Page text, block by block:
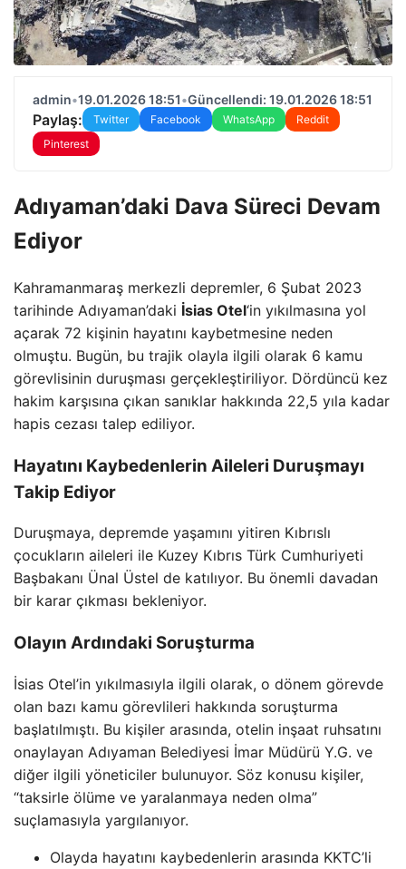
admin•19.01.2026 18:51•Güncellendi: 19.01.2026 18:51
Paylaş: Twitter Facebook WhatsApp
Reddit
Pinterest
Adıyaman’daki Dava Süreci Devam
Ediyor
Kahramanmaraş merkezli depremler, 6 Şubat 2023
tarihinde Adıyaman’daki İsias Otel‘in yıkılmasına yol
açarak 72 kişinin hayatını kaybetmesine neden
olmuştu. Bugün, bu trajik olayla ilgili olarak 6 kamu
görevlisinin duruşması gerçekleştiriliyor. Dördüncü kez
hakim karşısına çıkan sanıklar hakkında 22,5 yıla kadar
hapis cezası talep ediliyor.
Hayatını Kaybedenlerin Aileleri Duruşmayı
Takip Ediyor
Duruşmaya, depremde yaşamını yitiren Kıbrıslı
çocukların aileleri ile Kuzey Kıbrıs Türk Cumhuriyeti
Başbakanı Ünal Üstel de katılıyor. Bu önemli davadan
bir karar çıkması bekleniyor.
Olayın Ardındaki Soruşturma
İsias Otel’in yıkılmasıyla ilgili olarak, o dönem görevde
olan bazı kamu görevlileri hakkında soruşturma
başlatılmıştı. Bu kişiler arasında, otelin inşaat ruhsatını
onaylayan Adıyaman Belediyesi İmar Müdürü Y.G. ve
diğer ilgili yöneticiler bulunuyor. Söz konusu kişiler,
“taksirle ölüme ve yaralanmaya neden olma”
suçlamasıyla yargılanıyor.
Olayda hayatını kaybedenlerin arasında KKTC’li